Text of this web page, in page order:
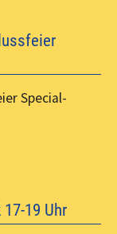
Special-
19 Uhr